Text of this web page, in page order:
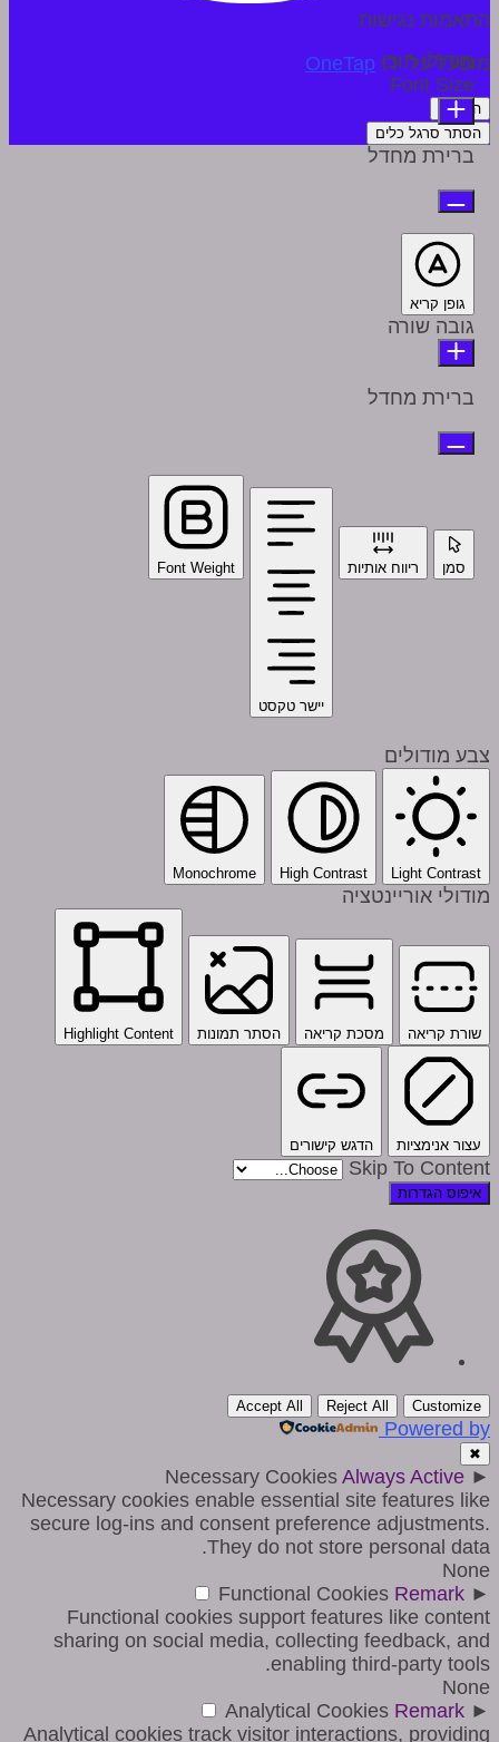
התאמות נגישות
מופעל על ידי OneTap
הצהרה
הסתר סרגל כלים
מודולי תוכן
Font Size
ברירת מחדל
גופן קריא
גובה שורה
ברירת מחדל
סמן ריווח אותיות
יישר טקסט
Font Weight
צבע מודולים
Light Contrast
High Contrast
Monochrome
מודולי אוריינטציה
שורת קריאה מסכת קריאה הסתר תמונות Highlight Content
עצור אנימציות הדגש קישורים
Skip To Content
איפוס הגדרות
Customize
Reject All
Accept All
Powered by
✖
►
Necessary Cookies Always Active
Necessary cookies enable essential site features like
secure log-ins and consent preference adjustments.
They do not store personal data.
None
►
Functional Cookies Remark
Functional cookies support features like content
sharing on social media, collecting feedback, and
enabling third-party tools.
None
►
Analytical Cookies Remark
Analytical cookies track visitor interactions, providing